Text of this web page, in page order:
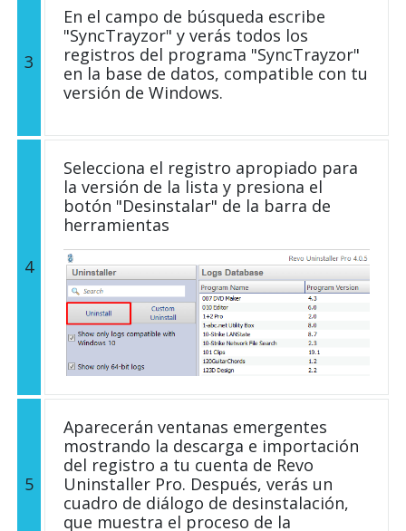
3
En el campo de búsqueda escribe
"SyncTrayzor" y verás todos los
registros del programa "SyncTrayzor"
en la base de datos, compatible con tu
versión de Windows.
4
Selecciona el registro apropiado para
la versión de la lista y presiona el
botón "Desinstalar" de la barra de
herramientas
5
Aparecerán ventanas emergentes
mostrando la descarga e importación
del registro a tu cuenta de Revo
Uninstaller Pro. Después, verás un
cuadro de diálogo de desinstalación,
que muestra el proceso de la